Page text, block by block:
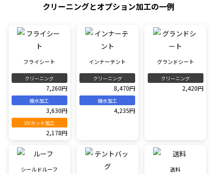
クリーニングとオプション加工の一例
フライシート
クリーニング
7,260円
撥水加工
3,630円
UVカット加工
2,178円
インナーテント
クリーニング
8,470円
撥水加工
4,235円
グランドシート
クリーニング
2,420円
シールドルーフ 送料